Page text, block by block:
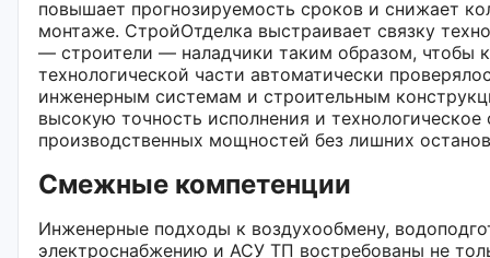
повышает прогнозируемость сроков и снижает
монтаже. СтройОтделка выстраивает связку
— строители — наладчики таким образом, чтобы
технологической части автоматически
инженерным системам и строительным
высокую точность исполнения и технологическое
производственных мощностей без лишних
Смежные компетенции
Инженерные подходы к воздухообмену,
электроснабжению и АСУ ТП востребованы не